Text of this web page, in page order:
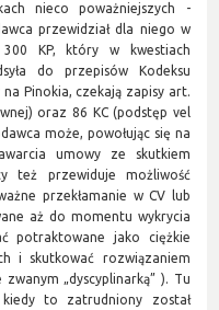
nieco poważniejszych -
przewidział dla niego w
KP, który w kwestiach
do przepisów Kodeksu
Pinokia, czekają zapisy art.
oraz 86 KC (podstęp vel
może, powołując się na
umowy ze skutkiem
też przewiduje możliwość
przekłamanie w CV lub
aż do momentu wykrycia
potraktowane jako ciężkie
i skutkować rozwiązaniem
„dyscyplinarką” ). Tu
to zatrudniony został